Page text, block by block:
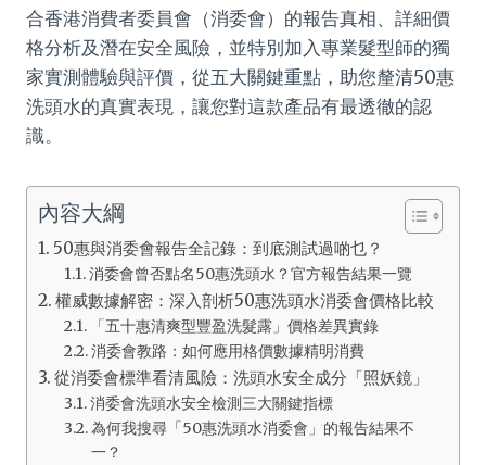
合香港消費者委員會（消委會）的報告真相、詳細價
格分析及潛在安全風險，並特別加入專業髮型師的獨
家實測體驗與評價，從五大關鍵重點，助您釐清50惠
洗頭水的真實表現，讓您對這款產品有最透徹的認
識。
內容大綱
50惠與消委會報告全記錄：到底測試過啲乜？
消委會曾否點名50惠洗頭水？官方報告結果一覽
權威數據解密：深入剖析50惠洗頭水消委會價格比較
「五十惠清爽型豐盈洗髮露」價格差異實錄
消委會教路：如何應用格價數據精明消費
從消委會標準看清風險：洗頭水安全成分「照妖鏡」
消委會洗頭水安全檢測三大關鍵指標
為何我搜尋「50惠洗頭水消委會」的報告結果不
一？